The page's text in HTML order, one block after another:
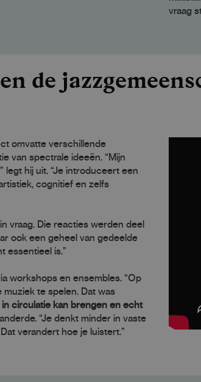
vraag
de
omvatte verschillende
van spectrale ideeën. “Mijn
legt hij uit. “Je introduceert een
cognitief en zelfs
vraag. Die reacties werden deel
ook een geheel van gedeelde
essentieel is.”
workshops en ensembles. “Op
te spelen. Dat was
circulatie kan brengen en echt
“Je denkt minder in vaste
verandert hoe je luistert.”